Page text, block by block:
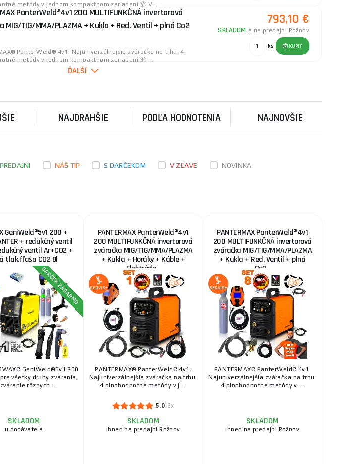
metódy v jednom kompaktnom zariadení.📦 V ...
PanterWeld®4v1 200 MULTIFUNKČNÁ invertorová
MIG/TIG/MMA/PLAZMA + Kukla + Red. Ventil + plná Co2
PanterWeld® 4v1. Najuniverzálnejšia zváračka na trhu. 4
metódy v jednom kompaktnom zariadení.📦 ...
793,10 €
SKLADOM a na predajni Rožnov
ks KÚPIŤ
PanterWeld®4v1 200 MULTIFUNKČNÁ invertorová
metódy v jednom kompaktnom zariadení.📦 ...
ks KÚPIŤ
Zvárací invertor PanterWeld® 4v1 200 SET5bL
metódy v jednom kompaktnom zariadení.📦 ...
ĎALŠÍ
NAJDRAHŠIE PODĽA HODNOTENIA NAJNOVŠIE
NÁŠ TIP S DARČEKOM V ZĽAVE NOVINKA
GeniWeld®5v1 200 +
+ redukčný ventil
ventil Ar+CO2 +
tlak.fľaša CO2 8l
DARČEK ZADARMO
GeniWeld®5v1 200
všetky druhy zvárania,
rôznych ...
SKLADOM
u dodávateľa
PANTERMAX PanterWeld®4v1
200 MULTIFUNKČNÁ invertorová
zváračka MIG/TIG/MMA/PLAZMA
+ Kukla + Horáky + Káble +
Elektróda...
SERVIS+
PANTERMAX® PanterWeld® 4v1.
Najuniverzálnejšia zváračka na trhu.
4 plnohodnotné metódy v j ...
5.0 3x
SKLADOM
ihneď na predajni Rožnov
PANTERMAX PanterWeld®4v1
200 MULTIFUNKČNÁ invertorová
zváračka MIG/TIG/MMA/PLAZMA
+ Kukla + Red. Ventil + plná
Co2...
SERVIS+
PANTERMAX® PanterWeld® 4v1.
Najuniverzálnejšia zváračka na trhu.
4 plnohodnotné metódy v ...
SKLADOM
ihneď na predajni Rožnov